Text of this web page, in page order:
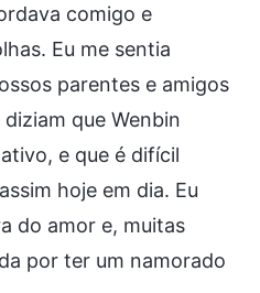
comigo e
Eu me sentia
parentes e amigos
que Wenbin
e que é difícil
hoje em dia. Eu
do amor e, muitas
por ter um namorado